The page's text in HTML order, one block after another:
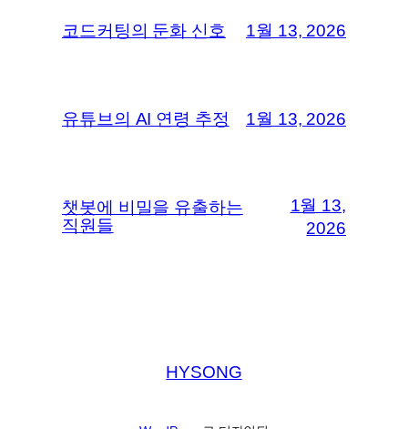
코드커팅의 둔화 신호 1월 13, 2026
유튜브의 AI 연령 추정 1월 13, 2026
챗봇에 비밀을 유출하는
직원들
1월 13,
2026
HYSONG